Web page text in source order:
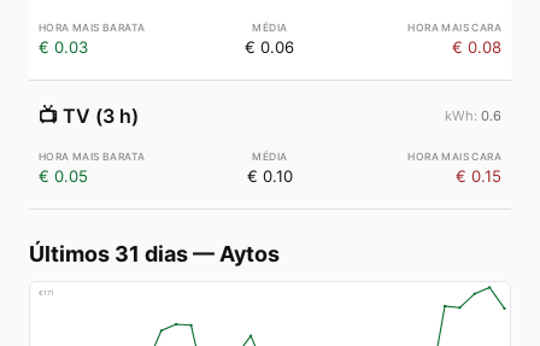
€ 0.03 € 0.06 € 0.08
📺 TV (3 h) 0.6
€ 0.05 € 0.10 € 0.15
Últimos 31 dias— Aytos
€171